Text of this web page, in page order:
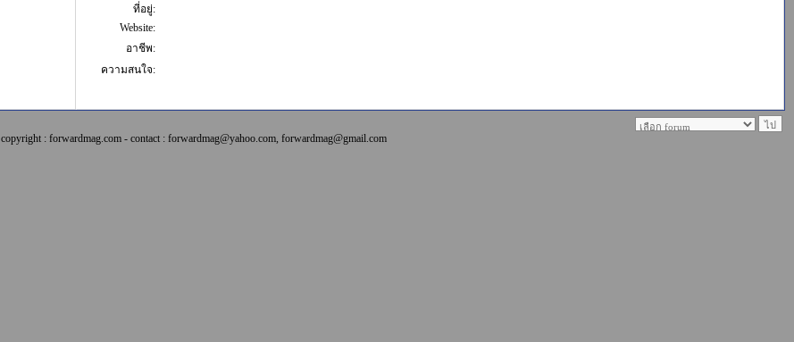
ที่อยู่:
Website:
อาชีพ:
ความสนใจ:
copyright : forwardmag.com - contact : forwardmag@yahoo.com, forwardmag@gmail.com